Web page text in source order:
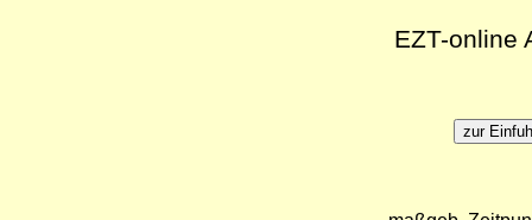
EZT-online